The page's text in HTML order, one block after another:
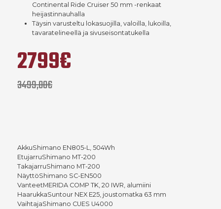
Continental Ride Cruiser 50 mm -renkaat
heijastinnauhalla
Täysin varusteltu lokasuojilla, valoilla, lukoilla,
tavaratelineellä ja sivuseisontatukella
2799€
3499,00€
AkkuShimano EN805-L, 504Wh
EtujarruShimano MT-200
TakajarruShimano MT-200
NäyttöShimano SC-EN500
VanteetMERIDA COMP TK, 20 IWR, alumiini
HaarukkaSuntour NEX E25, joustomatka 63 mm
VaihtajaShimano CUES U4000